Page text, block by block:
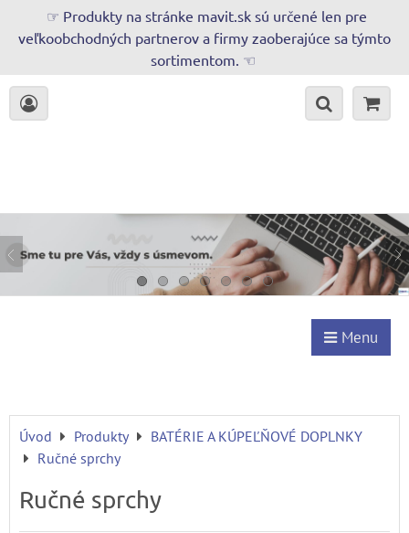
☞ Produkty na stránke mavit.sk sú určené len pre
veľkoobchodných partnerov a firmy zaoberajúce sa týmto
sortimentom. ☜
Menu
Úvod Produkty
BATÉRIE A KÚPEĽŇOVÉ DOPLNKY
Ručné sprchy
Ručné sprchy